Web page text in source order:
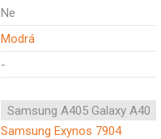
Ne
Modrá
-
Samsung A405 Galaxy A40
Samsung Exynos 7904